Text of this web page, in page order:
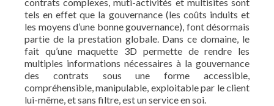
tels en effet que la gouvernance (les coûts induits et
les moyens d’une bonne gouvernance), font désormais
partie de la prestation globale. Dans ce domaine, le
fait qu’une maquette 3D permette de rendre les
multiples informations nécessaires à la gouvernance
des contrats sous une forme accessible,
compréhensible, manipulable, exploitable par le client
lui-même, et sans filtre, est un service en soi.